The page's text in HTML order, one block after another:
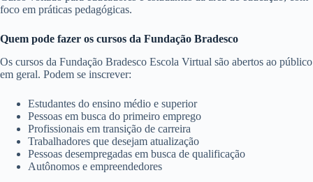
foco em práticas pedagógicas.
Quem pode fazer os cursos da Fundação Bradesco
Os cursos da Fundação Bradesco Escola Virtual são abertos ao público
em geral. Podem se inscrever:
Estudantes do ensino médio e superior
Pessoas em busca do primeiro emprego
Profissionais em transição de carreira
Trabalhadores que desejam atualização
Pessoas desempregadas em busca de qualificação
Autônomos e empreendedores